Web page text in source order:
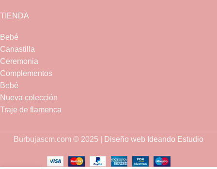
TIENDA
Bebé
Canastilla
Ceremonia
Complementos
Bebé
Nueva colección
Traje de flamenca
Burbujascm.com © 2025 | Diseño web Ideando Estudio